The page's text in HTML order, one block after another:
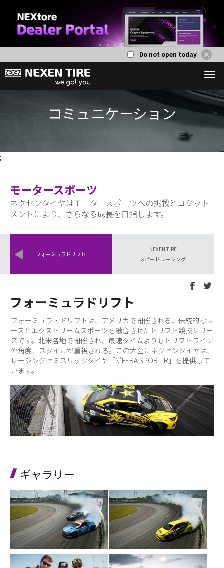
4
Do not open today
コミュニケ
;
モータースポーツ
ネクセンタイヤはモータースポーツへの挑戦とコミット
メントにより、さらなる成長を目指します。
ev
io
フォーミュラドリフト
NEXEN TIRE
スピード レーシング
フォーミュラドリフト
フォーミュラ・ドリフトは、アメリカで開催される、伝統的なレ
ースとエクストリームスポーツを融合させたドリフト競技シリー
ズです。北米各地で開催され、最速タイムよりもドリフトライン
や角度、スタイルが重視される。この大会にネクセンタイヤは、
レーシングセミスリックタイヤ「N'FERA SPORT R」を提供して
います。
ギャラリー